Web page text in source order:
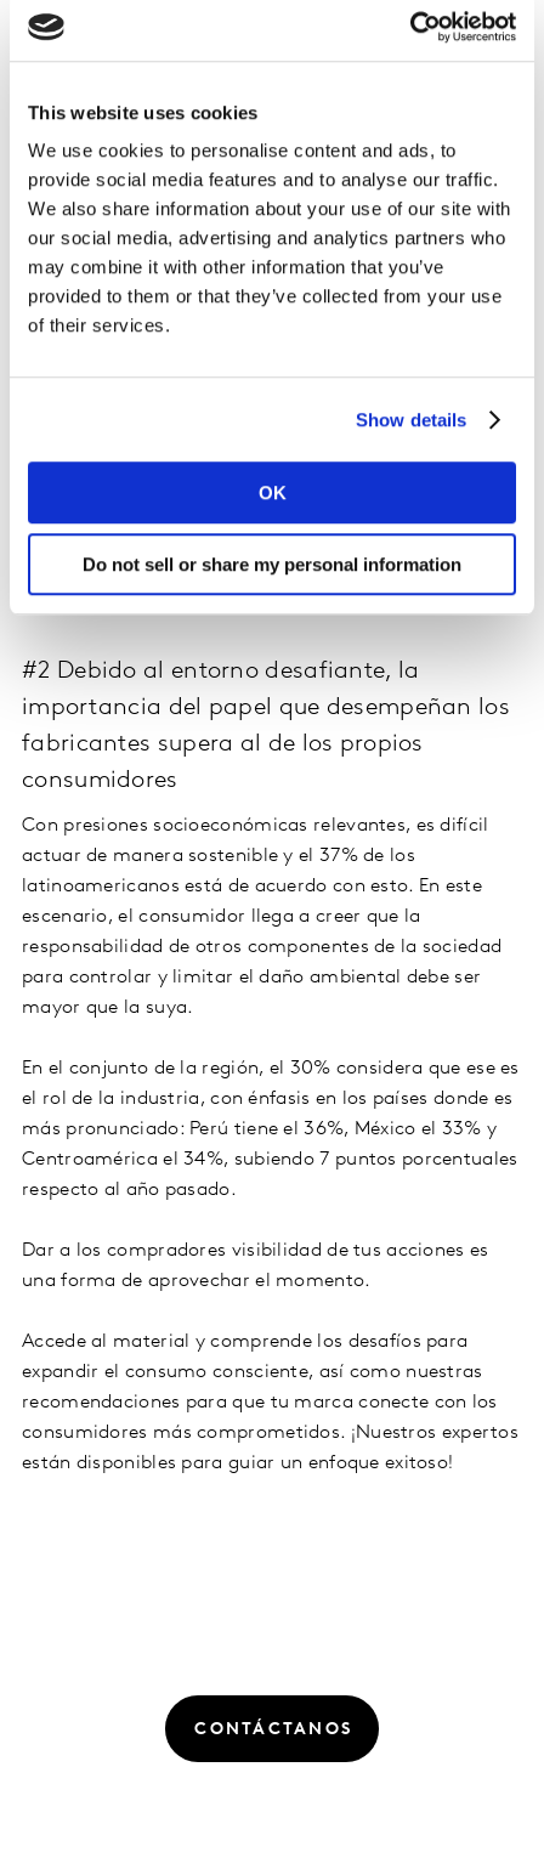
This website uses cookies
We use cookies to personalise content and ads, to
provide social media features and to analyse our traffic.
We also share information about your use of our site with
our social media, advertising and analytics partners who
may combine it with other information that you’ve
provided to them or that they’ve collected from your use
of their services.
Show details
OK
Do not sell or share my personal information
#1 Por primera vez, la inclinación hacia la
Los consumidores más responsables, que actúan para
evitar el desperdicio, se reducen del 16% al 14% en
Latam; en el mundo la diferencia es aún mayor, del
22% al 18% entre este año y 2021.
Un dato importante es que estos consumidores
ecológico y cuánto está gastando.
#2 Debido al entorno desafiante, la
importancia del papel que desempeñan los
fabricantes supera al de los propios
consumidores
Con presiones socioeconómicas relevantes, es difícil
actuar de manera sostenible y el 37% de los
latinoamericanos está de acuerdo con esto. En este
escenario, el consumidor llega a creer que la
responsabilidad de otros componentes de la sociedad
para controlar y limitar el daño ambiental debe ser
mayor que la suya.
En el conjunto de la región, el 30% considera que ese es
el rol de la industria, con énfasis en los países donde es
más pronunciado: Perú tiene el 36%, México el 33% y
Centroamérica el 34%, subiendo 7 puntos porcentuales
respecto al año pasado.
Dar a los compradores visibilidad de tus acciones es
una forma de aprovechar el momento.
Accede al material y comprende los desafíos para
expandir el consumo consciente, así como nuestras
recomendaciones para que tu marca conecte con los
consumidores máscomprometidos. ¡Nuestros expertos
están disponibles para guiar un enfoque exitoso!
CONTÁCTANOS